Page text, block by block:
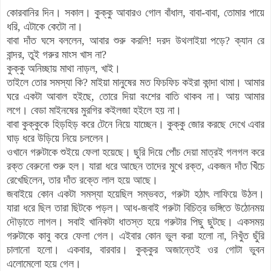
কোরবানির দিন । সকাল । কুক্কু আবারও গোল বাঁধাল, বাবা-বাবা, তোমার পায়ে
ধরি, এটাকে কেটো না।
বাবা দাঁত ঘসে বললেন, আবার শুরু করলি! দরদ উথলাইয়া পড়ে? ক্যান রে
বান্দর, তুই গরুর মাংস খাস না?
কুক্কু অনিচ্ছায় মাথা নাড়ল, খাই ।
তাইলে তোর সমস্যা কি? মাইয়া মানুষের মত ফিচফিচ কইরা কান্দা থামা। আমার
ঘরে একটা আবাল হইছে, তোরে দিয়া বংশের বাতি থাকব না। আয় আমার
লগে । বেডা মাইনষের মুরগির কইলজা হইলে হয় না।
বাবা কুক্কুকে হিড়হিড় করে টেনে নিয়ে যাচ্ছেন। কুক্কু জোর করছে দেখে এবার
ঘাড় ধরে উড়িয়ে নিয়ে চললেন ।
ওখানে গরুটাকে শুইয়ে ফেলা হয়েছে। ছুরি দিয়ে পোঁচ দেয়া মাত্রই গলগল করে
রক্ত বেরুনো শুরু হল । যারা ধরে আছেন তাদের মুখে রক্ত, একজন দাঁত খিঁচে
রেখেছিলেন, তার দাঁত রক্তে লাল হয়ে আছে।
জবাইয়ে কোন একটা সমস্যা হয়েছিল সম্ভবত,গরুটা হঠাৎ লাফিয়ে উঠল ।
যারা ধরে ছিল তারা ছিটকে পড়ল । আধ-জবাই গরুটা বিচিত্র ভঙ্গিতে উঠোনময়
দৌড়াতে লাগল । সবাই খানিকটা ধাতস্ত হয়ে গরুটার পিছু ছুটছে। একসময়
গরুটাকে কাবু করে ফেলা গেল। এইবার কোন ভুল করা হলো না, নিখুঁত ছুঁরি
চালানো
হলো। একবার, বারবার । কুক্কুর অজান্তেই ওর গোটা
ভুবন
এলোমেলো হয়ে গেল ।